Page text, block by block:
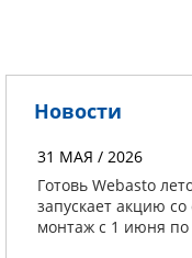
Новости
31 МАЯ / 2026
Готовь Webasto
запускает акцию
монтаж с 1 июня